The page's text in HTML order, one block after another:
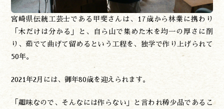
宮崎県伝統工芸士である甲斐さんは、17歳から林業に携わり
「木だけは分かる」と、自ら山で集めた木を均一の厚さに削
り、茹でて曲げて留めるという工程を、独学で作り上げられて
50年。
2021年2月には、御年80歳を迎えられます。
「趣味なので、そんなには作らない」と言われ稀少品であるこ
やま学校
開花情報
紅葉情報
神楽情報
お問い合わせ
諸塚村観光協会について
プライバシーポリシー